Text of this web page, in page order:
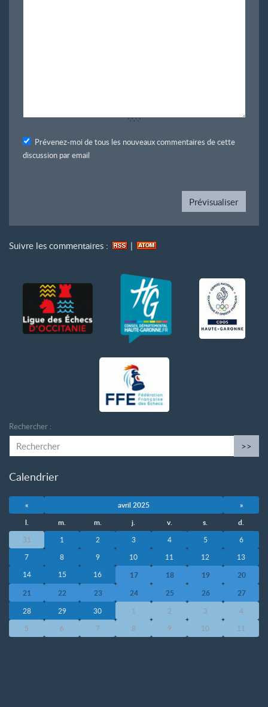
Prévenez-moi de tous les nouveaux commentaires de cette
discussion par email
Suivre les commentaires : |
Rechercher :
>>
Calendrier
« avril 2025
»
l.
m. m. j. v. s. d.
31 1 2 3 4 5
6
7
8 9 10 11 12
13
14
15 16 17 18 19
20
21
22 23 24 25 26 27
28 29 30 1 2 3
4
5
6 7 8 9 10 11